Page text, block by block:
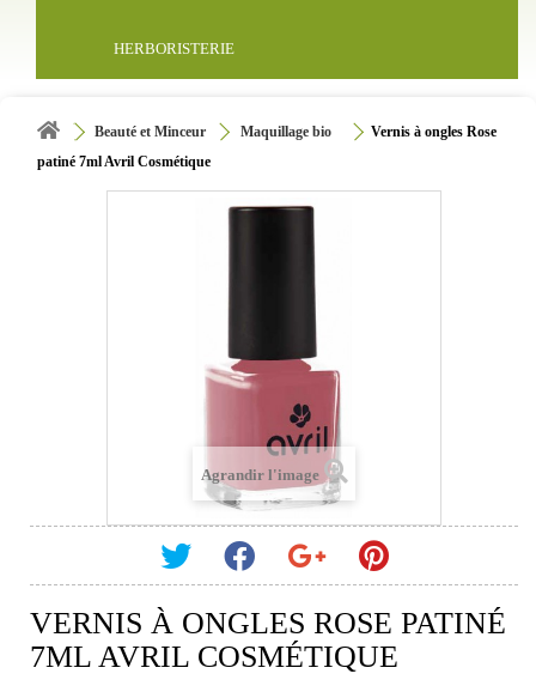
HERBORISTERIE
Beauté et Minceur Maquillage bio
Vernis à ongles Rose
patiné 7ml Avril Cosmétique
Agrandir l'image
VERNIS À ONGLES ROSE PATINÉ
7ML AVRIL COSMÉTIQUE